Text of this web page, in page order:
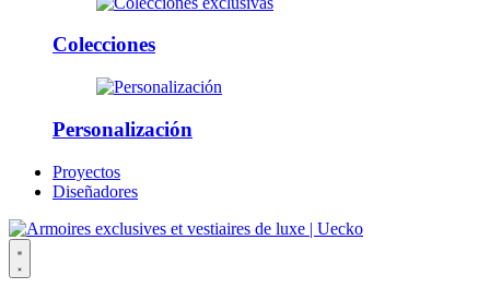
Colecciones
Personalización
Proyectos
Diseñadores